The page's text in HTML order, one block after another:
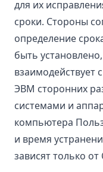
для их
сроки. Стороны
определение
быть
взаимодействует
ЭВМ сторонних
системами и
компьютера
и время
зависят только от